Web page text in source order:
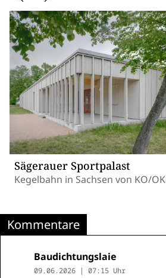
Sägerauer Sportpalast
Kegelbahn in Sachsen von KO/OK
Kommentare
Baudichtungslaie
09.06.2026 | 07:15 Uhr